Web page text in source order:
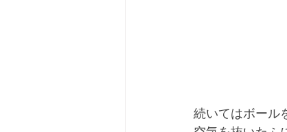
続いてはボール